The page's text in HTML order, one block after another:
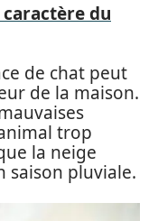
du
de chat peut
de la maison.
trop
la neige
saison pluviale.